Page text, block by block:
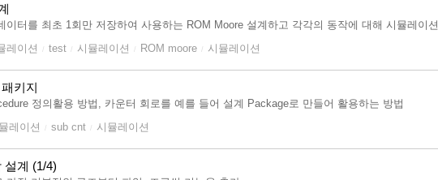
이터를 최초 1회만 저장하여 사용하는 ROM Moore 설계하고 각각의 동작에 대해 시뮬레이션
레이션 test 시뮬레이션 ROM moore 시뮬레이션
키지
정의활용 방법, 카운터 회로를 예를 들어 설계 Package로 만들어 활용하는 방법
레이션 sub cnt 시뮬레이션
설계 (1/4)